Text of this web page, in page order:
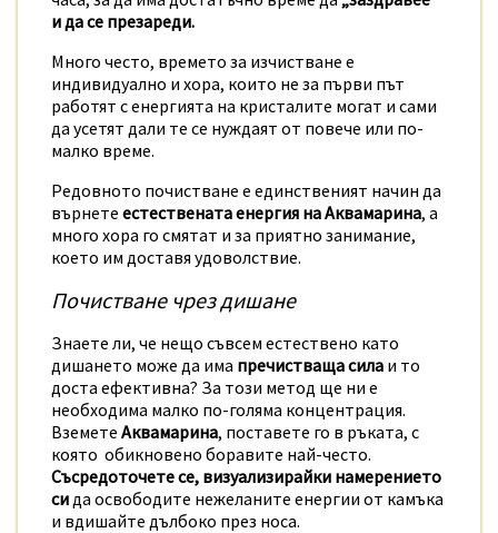
и да се презареди.
Много често, времето за изчистване е
индивидуално и хора, които не за първи път
работят с енергията на кристалите могат и сами
да усетят дали те се нуждаят от повече или по-
малко време.
Редовното почистване е единственият начин да
върнете естествената енергия на Аквамарина, а
много хора го смятат и за приятно занимание,
което им доставя удоволствие.
Почистване чрез дишане
Знаете ли, че нещо съвсем естествено като
дишането може да има пречистваща сила и то
доста ефективна? За този метод ще ни е
необходима малко по-голяма концентрация.
Вземете Аквамарина, поставете го в ръката, с
която обикновено боравите най-често.
Съсредоточете се, визуализирайки намерението
си да освободите нежеланите енергии от камъка
и вдишайте дълбоко през носа.